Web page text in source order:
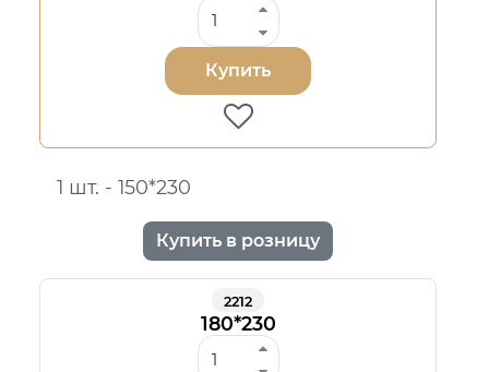
Купить
1 шт. - 150*230
Купить в розницу
2212
180*230